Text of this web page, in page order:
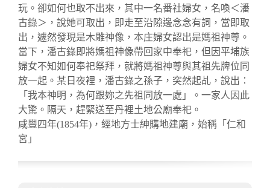
玩。卻如何也取不出來，其中一名番社婦女，名喚＜潘
古錄＞，說她可取出，即走至沿隙邊念念有詞，當即取
出，遽然發現是木雕神像，本庄婦女認出是媽祖神尊。
當下，潘古錄即將媽祖神像帶回家中奉祀，但因平埔族
婦女不知如何奉祀祭拜，就將媽祖神尊與其祖先牌位同
放一起。某日夜裡，潘古錄之孫子，突然起乩，說出：
「我本神明，為何跟妳之先祖同放一處」。一家人因此
大驚。隔天，趕緊送至丹裡土地公廟奉祀。
咸豐四年(1854年)，經地方士紳購地建廟，始稱「仁和
宮」